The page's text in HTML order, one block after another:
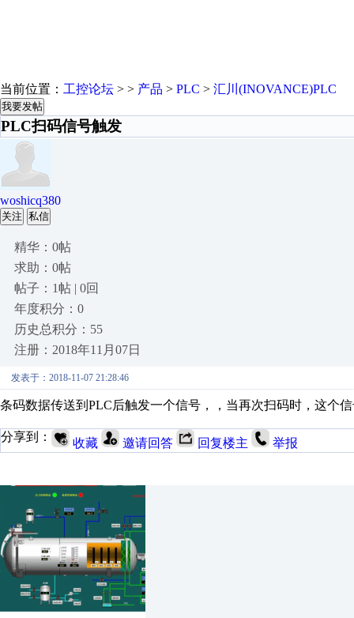
当前位置： 工控论坛 > > 产品 > PLC > 汇川(INOVANCE)PLC
我要发帖
PLC扫码信号触发
woshicq380
关注 私信
精华：0帖
求助：0帖
帖子：1帖 | 0回
年度积分：0
历史总积分：55
注册：2018年11月07日
发表于：2018-11-07 21:28:46
条码数据传送到PLC后触发一个信号，，当再次扫码时，这个
分享到： 收藏 邀请回答 回复楼主 举报